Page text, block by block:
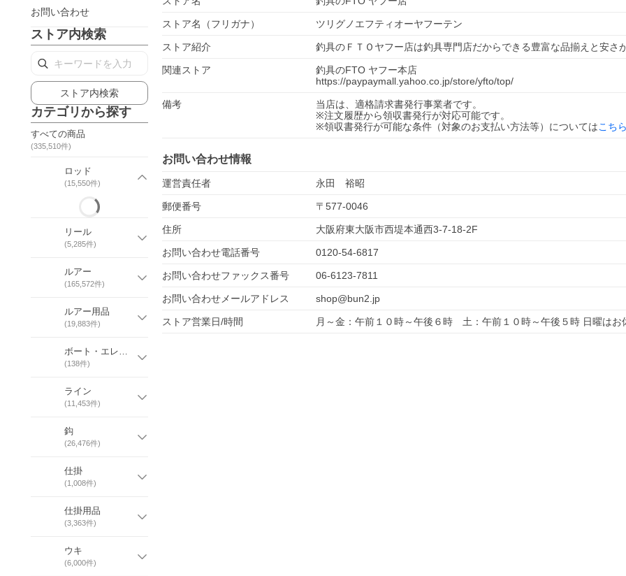
お問い合わせ
ストア内検索
ストア内検索
カテゴリから探す
すべての商品
(335,510件)
ロッド
(15,550件)
リール
(5,285件)
ルアー
(165,572件)
ルアー用品
(19,883件)
ボート・エレキ・魚探・フローター
(138件)
ライン
(11,453件)
鈎
(26,476件)
仕掛
(1,008件)
仕掛用品
(3,363件)
ウキ
(6,000件)
ストア名（フリガナ） ツリグノエフティオーヤフーテン
ストア紹介 釣具のＦＴＯヤフー店は釣具専門店だからできる豊富な品揃えと安さ
関連ストア
釣具のFTO ヤフー本店
https://paypaymall.yahoo.co.jp/store/yfto/top/
備考
当店は、適格請求書発行事業者です。
※注文履歴から領収書発行が対応可能です。
※領収書発行が可能な条件（対象のお支払い方法等）についてはこちら
お問い合わせ情報
運営責任者 永田　裕昭
郵便番号 〒 577-0046
住所 大阪府東大阪市西堤本通西3-7-18-2F
お問い合わせ電話番号 0120-54-6817
お問い合わせファックス番号 06-6123-7811
お問い合わせメールアドレス shop@bun2.jp
ストア営業日/時間 月～金：午前１０時～午後６時　土：午前１０時～午後５時 日曜はお